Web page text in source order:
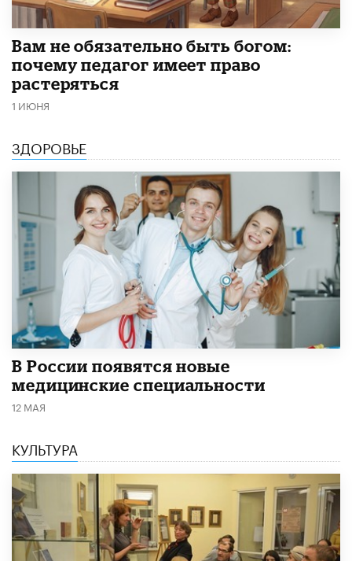
​Вам не обязательно быть богом:
почему педагог имеет право
растеряться
1 ИЮНЯ
ЗДОРОВЬЕ
В России появятся новые
медицинские специальности
12 МАЯ
КУЛЬТУРА